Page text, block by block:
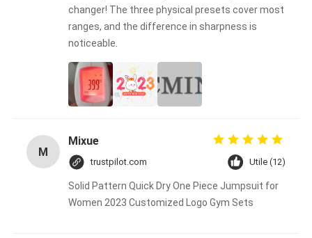
changer! The three physical presets cover most
ranges, and the difference in sharpness is
noticeable.
M
Mixue
trustpilot.com Utile (12)
Solid Pattern Quick Dry One Piece Jumpsuit for
Women 2023 Customized Logo Gym Sets